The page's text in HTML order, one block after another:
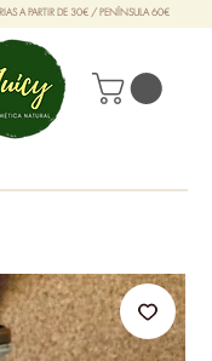
A PARTIR DE 30€ / PENÍNSULA 60€